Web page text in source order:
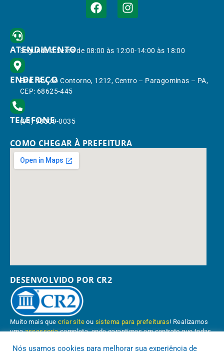
ATENDIMENTO
Segunda à Sexta de 08:00 às 12:00-14:00 às 18:00
ENDEREÇO
End.: Av. do Contorno, 1212, Centro – Paragominas – PA,
CEP: 68625-445
TELEFONE
(91) 98309-0035
COMO CHEGAR À PREFEITURA
DESENVOLVIDO POR CR2
Muito mais quecriar site ou sistema para prefeituras! Realizamos
umaassessoriacompleta, onde garantimos em contrato que todas
Nós usamos cookies para melhorar sua experiência de